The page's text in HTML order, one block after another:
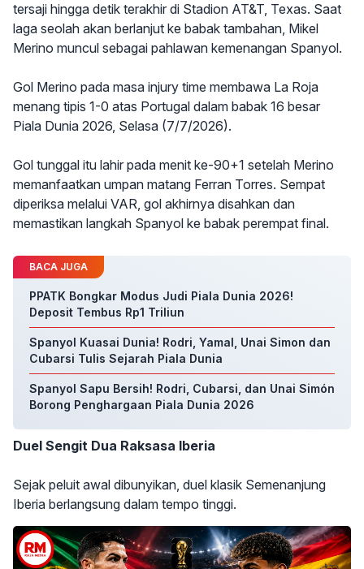
tersaji hingga detik terakhir di Stadion AT&T, Texas. Saat
laga seolah akan berlanjut ke babak tambahan, Mikel
Merino muncul sebagai pahlawan kemenangan Spanyol.
Gol Merino pada masa injury time membawa La Roja
menang tipis 1-0 atas Portugal dalam babak 16 besar
Piala Dunia 2026, Selasa (7/7/2026).
Gol tunggal itu lahir pada menit ke-90+1 setelah Merino
memanfaatkan umpan matang Ferran Torres. Sempat
diperiksa melalui VAR, gol akhirnya disahkan dan
memastikan langkah Spanyol ke babak perempat final.
BACA JUGA
PPATK Bongkar Modus Judi Piala Dunia 2026!
Deposit Tembus Rp1 Triliun
Spanyol Kuasai Dunia! Rodri, Yamal, Unai Simon dan
Cubarsi Tulis Sejarah Piala Dunia
Spanyol Sapu Bersih! Rodri, Cubarsi, dan Unai Simón
Borong Penghargaan Piala Dunia 2026
Duel Sengit Dua Raksasa Iberia
Sejak peluit awal dibunyikan, duel klasik Semenanjung
Iberia berlangsung dalam tempo tinggi.